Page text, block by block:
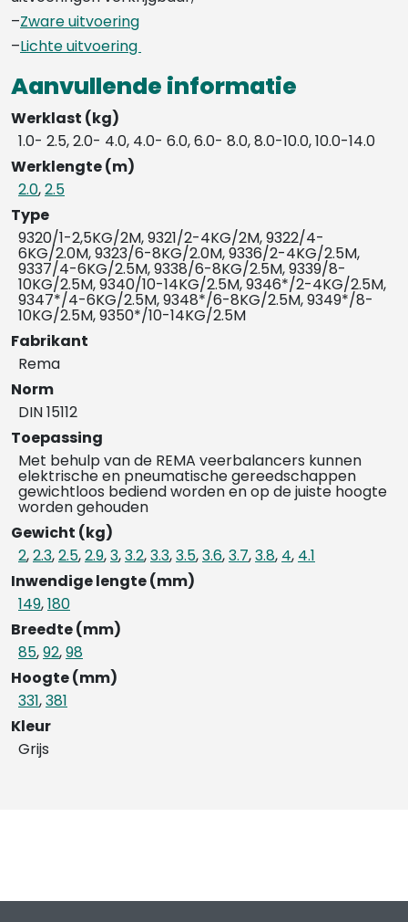
–Zware uitvoering
–Lichte uitvoering
Aanvullende informatie
Werklast (kg)
1.0- 2.5, 2.0- 4.0, 4.0- 6.0, 6.0- 8.0, 8.0-10.0, 10.0-14.0
Werklengte (m)
2.0,2.5
Type
9320/1-2,5KG/2M, 9321/2-4KG/2M, 9322/4-
6KG/2.0M, 9323/6-8KG/2.0M, 9336/2-4KG/2.5M,
9337/4-6KG/2.5M, 9338/6-8KG/2.5M, 9339/8-
10KG/2.5M, 9340/10-14KG/2.5M, 9346*/2-4KG/2.5M,
9347*/4-6KG/2.5M, 9348*/6-8KG/2.5M, 9349*/8-
10KG/2.5M, 9350*/10-14KG/2.5M
Fabrikant
Rema
Norm
DIN 15112
Toepassing
Met behulp van de REMA veerbalancers kunnen
elektrische en pneumatische gereedschappen
gewichtloos bediend worden en op de juiste hoogte
worden gehouden
Gewicht (kg)
2,2.3,2.5,2.9,3,3.2,3.3,3.5,3.6,3.7,3.8, 4, 4.1
Inwendige lengte (mm)
149,180
Breedte (mm)
85,92,98
Hoogte (mm)
331,381
Kleur
Grijs